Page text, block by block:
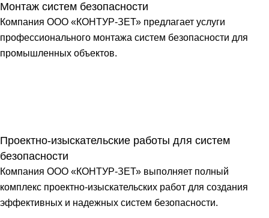
Монтаж систем безопасности
Компания ООО «КОНТУР-ЗЕТ» предлагает услуги
профессионального монтажа систем безопасности для
промышленных объектов.
Проектно-изыскательские работы для систем
безопасности
Компания ООО «КОНТУР-ЗЕТ» выполняет полный
комплекс проектно-изыскательских работ для создания
эффективных и надежных систем безопасности.